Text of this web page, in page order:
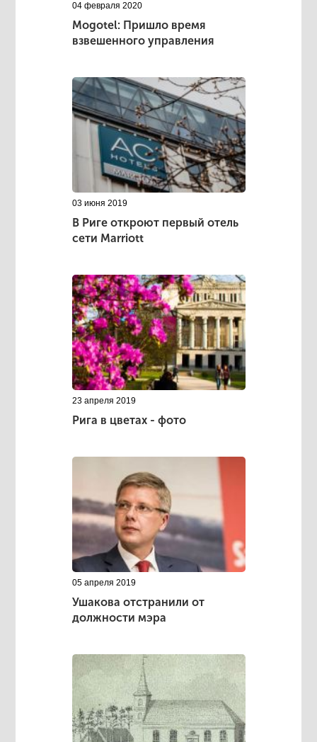
04 февраля 2020
Mogotel: Пришло время
взвешенного управления
03 июня 2019
В Риге откроют первый отель
сети Marriott
23 апреля 2019
Рига в цветах - фото
05 апреля 2019
Ушакова отстранили от
должности мэра